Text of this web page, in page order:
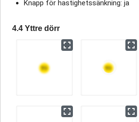
Knapp för hastighetssänkning: ja
4.4 Yttre dörr